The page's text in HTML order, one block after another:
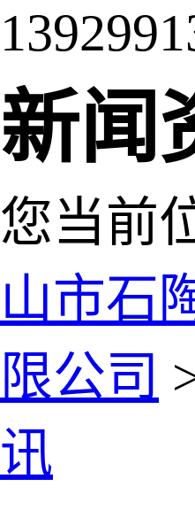
新闻
您当前
山市石
限公司
讯